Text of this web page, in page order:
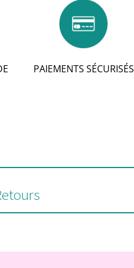
PAIEMENTS SÉCURISÉS